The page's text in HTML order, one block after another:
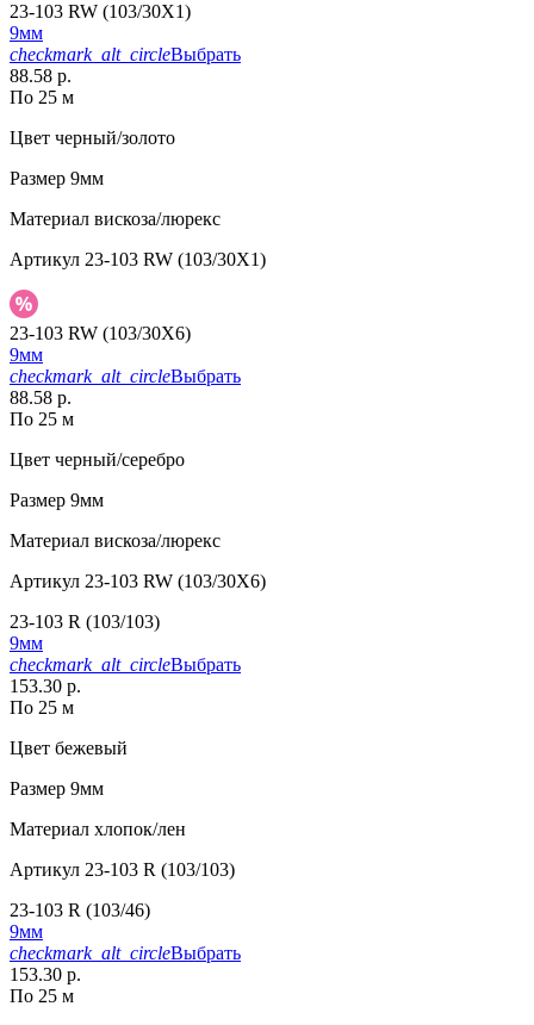
23-103 RW (103/30X1)
9мм
checkmark_alt_circleВыбрать
88.58 р.
По 25 м
Цвет черный/золото
Размер 9мм
Материал вискоза/люрекс
Артикул 23-103 RW (103/30X1)
23-103 RW (103/30X6)
9мм
checkmark_alt_circleВыбрать
88.58 р.
По 25 м
Цвет черный/серебро
Размер 9мм
Материал вискоза/люрекс
Артикул 23-103 RW (103/30X6)
23-103 R (103/103)
9мм
checkmark_alt_circleВыбрать
153.30 р.
По 25 м
Цвет бежевый
Размер 9мм
Материал хлопок/лен
Артикул 23-103 R (103/103)
23-103 R (103/46)
9мм
checkmark_alt_circleВыбрать
153.30 р.
По 25 м